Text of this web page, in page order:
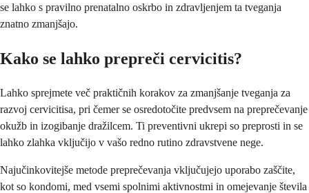
se lahko s pravilno prenatalno oskrbo in zdravljenjem ta tveganja
znatno zmanjšajo.
Kako se lahko prepreči cervicitis?
Lahko sprejmete več praktičnih korakov za zmanjšanje tveganja za
razvoj cervicitisa, pri čemer se osredotočite predvsem na preprečevanje
okužb in izogibanje dražilcem. Ti preventivni ukrepi so preprosti in se
lahko zlahka vključijo v vašo redno rutino zdravstvene nege.
Najučinkovitejše metode preprečevanja vključujejo uporabo zaščite,
kot so kondomi, med vsemi spolnimi aktivnostmi in omejevanje števila